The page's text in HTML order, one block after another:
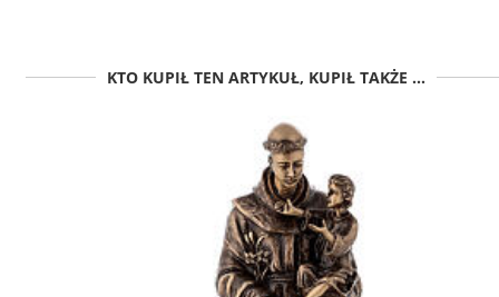
KTO KUPIŁ TEN ARTYKUŁ, KUPIŁ TAKŻE ...